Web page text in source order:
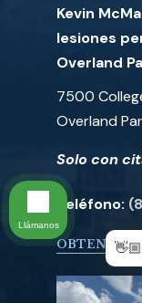
Kevin
lesiones
Overland
7500
Overland
Solo con
Teléfono:
OBTENER
Llámanos